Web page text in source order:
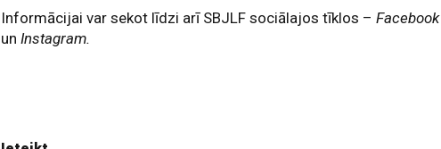
Informācijai var sekot līdzi arī SBJLF sociālajos tīklos –Facebook
un Instagram.